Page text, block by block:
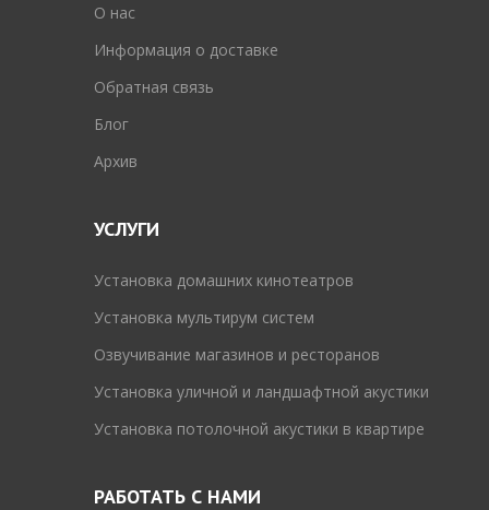
O нас
Информация о доставке
Обратная связь
Блог
Архив
УСЛУГИ
Установка домашних кинотеатров
Установка мультирум систем
Озвучивание магазинов и ресторанов
Установка уличной и ландшафтной акустики
Установка потолочной акустики в квартире
РАБОТАТЬ С НАМИ